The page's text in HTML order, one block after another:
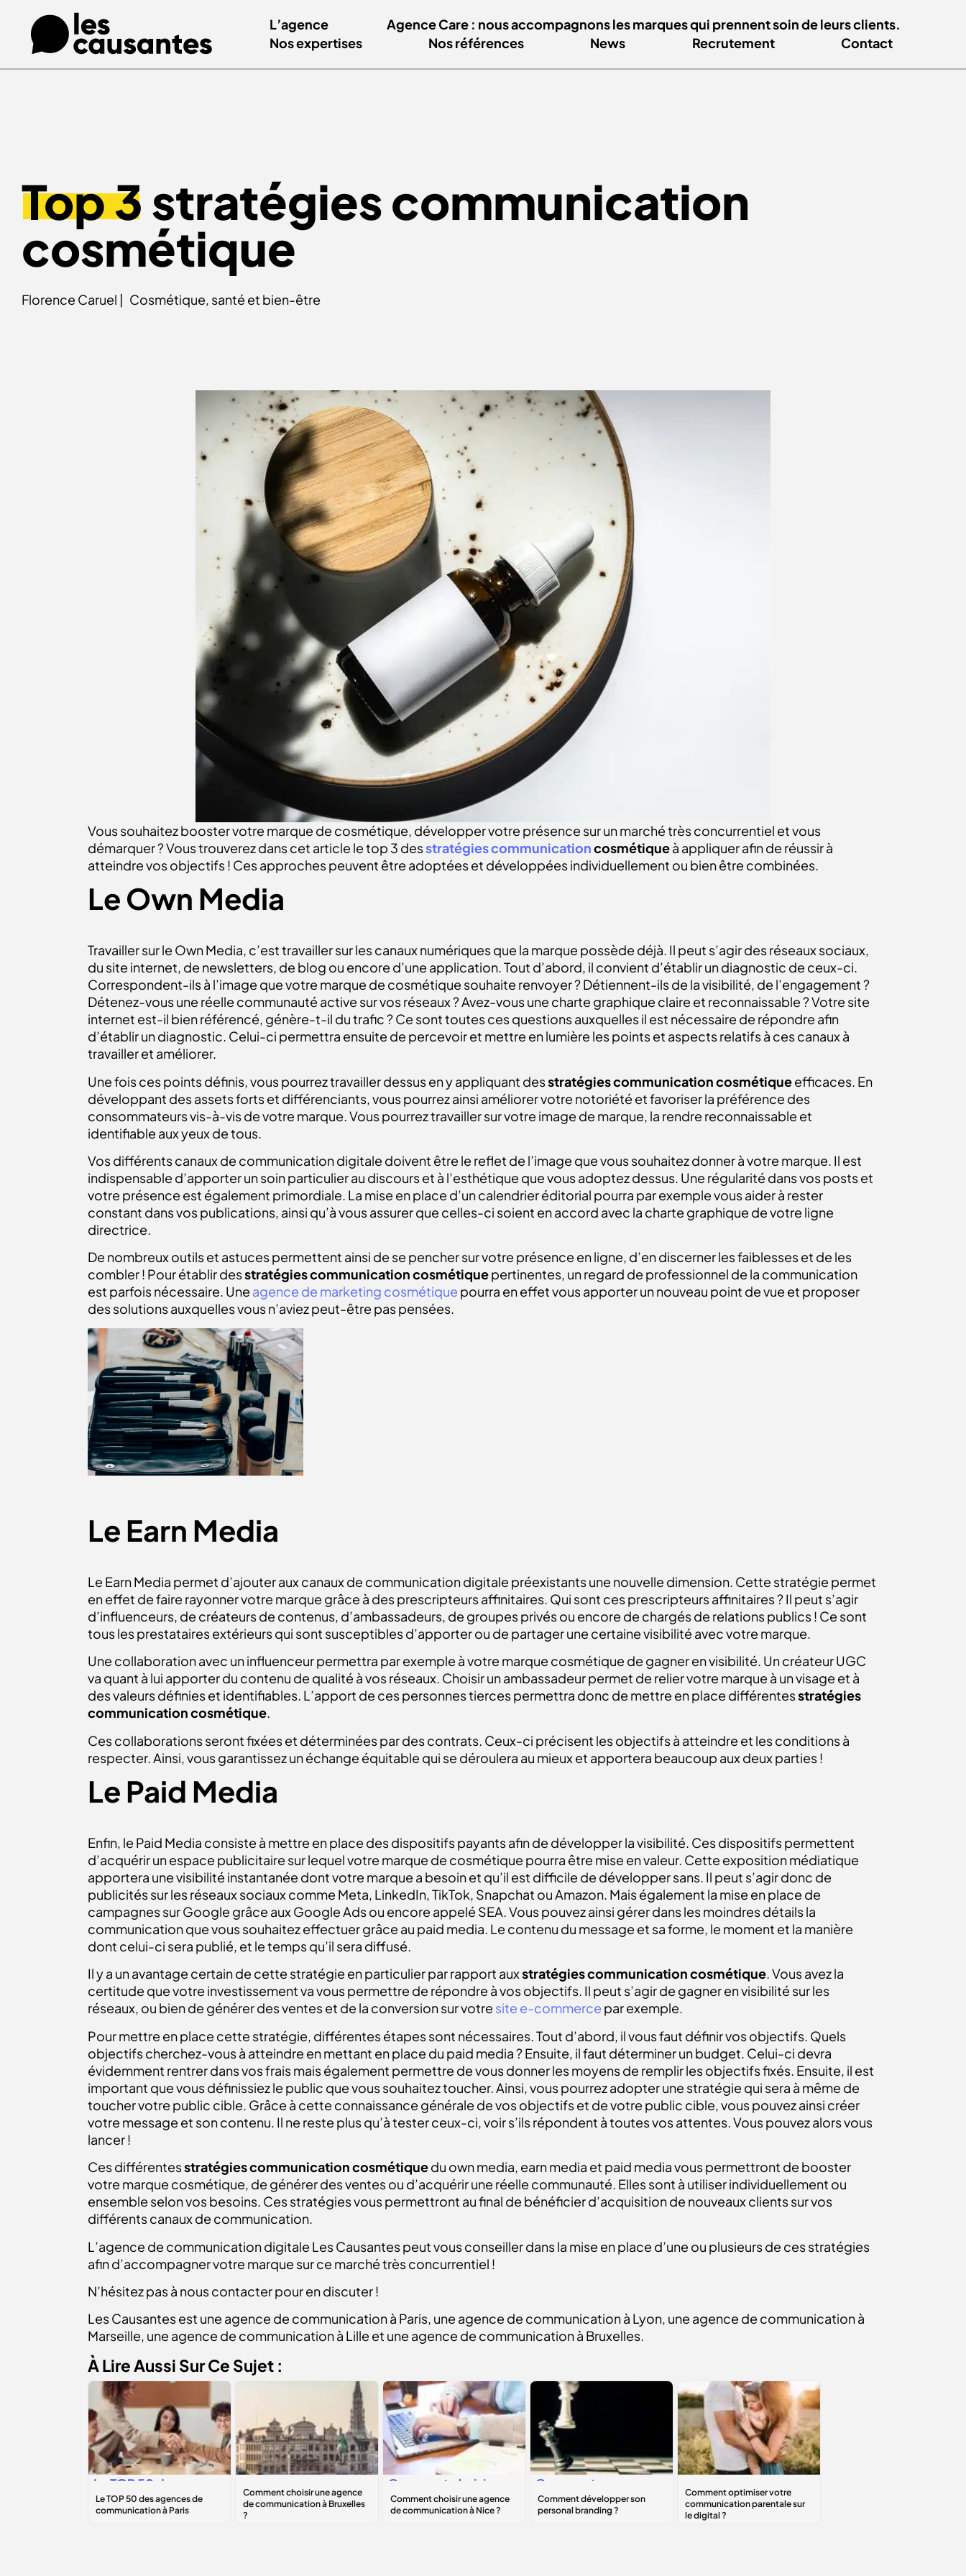
L’agence
Agence Care : nous accompagnons les marques qui prennent soin de leurs clients.
Nos expertises
Nos références News Recrutement Contact
Top 3stratégies communication
cosmétique
Florence Caruel | Cosmétique, santé et bien-être
Vous souhaitez booster votre marque de cosmétique, développer votre présence sur un marché très concurrentiel et vous
démarquer ? Vous trouverez dans cet article le top 3 desstratégies communicationcosmétiqueà appliquer afin de réussir à
atteindre vos objectifs ! Ces approches peuvent être adoptées et développées individuellement ou bien être combinées.
Le Own Media
Travailler sur le Own Media, c’est travailler sur les canaux numériques que la marque possède déjà. Il peut s’agir des réseaux sociaux,
du site internet, de newsletters, de blog ou encore d’une application.Tout d’abord, il convient d’établir un diagnostic de ceux-ci.
Correspondent-ils à l’image que votre marque de cosmétique souhaite renvoyer ? Détiennent-ils de la visibilité, de l’engagement ?
Détenez-vous une réelle communauté active sur vos réseaux ? Avez-vous une charte graphique claire et reconnaissable ? Votre site
internet est-il bien référencé, génère-t-il du trafic ?Ce sont toutes ces questions auxquelles il est nécessaire de répondre afin
d’établir un diagnostic. Celui-ci permettra ensuite de percevoir et mettre en lumière les points et aspects relatifs à ces canaux à
travailler et améliorer.
Une fois ces points définis, vous pourrez travailler dessus en y appliquant desstratégies communication cosmétiqueefficaces. En
développant des assets forts et différenciants, vous pourrez ainsi améliorer votre notoriété et favoriser la préférence des
consommateurs vis-à-vis de votre marque. Vous pourrez travailler sur votre image de marque, la rendre reconnaissable et
identifiable aux yeux de tous.
Vos différents canaux de communication digitale doivent être le reflet de l’image que vous souhaitez donner à votre marque. Il est
indispensable d’apporter un soin particulier au discours et à l’esthétique que vous adoptez dessus. Une régularité dans vos posts et
votre présence est également primordiale. La mise en place d’un calendrier éditorial pourra par exemple vous aider à rester
constant dans vos publications, ainsi qu’à vous assurer que celles-ci soient en accord avec la charte graphique de votre ligne
directrice.
De nombreux outils et astuces permettent ainsi de se pencher sur votre présence en ligne, d’en discerner les faiblesses et de les
combler ! Pour établir desstratégies communication cosmétiquepertinentes, un regard de professionnel de la communication
est parfois nécessaire. Une agence de marketing cosmétique pourra en effet vous apporter un nouveau point de vue et proposer
des solutions auxquelles vous n’aviez peut-être pas pensées.
Le Earn Media
Le Earn Media permet d’ajouter aux canaux de communication digitale préexistants une nouvelle dimension. Cette stratégie permet
en effet de faire rayonner votre marque grâce à des prescripteurs affinitaires. Qui sont ces prescripteurs affinitaires ? Il peut s’agir
d’influenceurs, de créateurs de contenus, d’ambassadeurs, de groupes privés ou encore de chargés de relations publics ! Ce sont
tous les prestataires extérieurs qui sont susceptibles d’apporter ou de partager une certaine visibilité avec votre marque.
Une collaboration avec un influenceur permettra par exemple à votre marque cosmétique de gagner en visibilité. Un créateur UGC
va quant à lui apporter du contenu de qualité à vos réseaux. Choisir un ambassadeur permet de relier votre marque à un visage et à
des valeurs définies et identifiables. L’apport de ces personnes tierces permettra donc de mettre en place différentesstratégies
communication cosmétique.
Ces collaborations seront fixées et déterminées par des contrats. Ceux-ci précisent les objectifs à atteindre et les conditions à
respecter. Ainsi, vous garantissez un échange équitable qui se déroulera au mieux et apportera beaucoup aux deux parties !
Le Paid Media
Enfin, le Paid Media consiste à mettre en place des dispositifs payants afin de développer la visibilité. Ces dispositifs permettent
d’acquérir un espace publicitaire sur lequel votre marque de cosmétique pourra être mise en valeur. Cette exposition médiatique
apportera une visibilité instantanée dont votre marque a besoin et qu’il est difficile de développer sans. Il peut s’agir donc de
publicités sur les réseaux sociaux comme Meta, LinkedIn, TikTok, Snapchat ou Amazon. Mais également la mise en place de
campagnes sur Google grâce aux Google Ads ou encore appelé SEA.Vous pouvez ainsi gérer dans les moindres détails la
communication que vous souhaitez effectuer grâce au paid media. Le contenu du message et sa forme, le moment et la manière
dont celui-ci sera publié, et le temps qu’il sera diffusé.
Il y a un avantage certain de cette stratégie en particulier par rapport auxstratégies communication cosmétique. Vous avez la
certitude que votre investissement va vous permettre de répondre à vos objectifs. Il peut s’agir de gagner en visibilité sur les
réseaux, ou bien de générer des ventes et de la conversion sur votre site e-commerce par exemple.
Pour mettre en place cette stratégie, différentes étapes sont nécessaires. Tout d’abord, il vous faut définir vos objectifs. Quels
objectifs cherchez-vous à atteindre en mettant en place du paid media ? Ensuite, il faut déterminer un budget. Celui-ci devra
évidemment rentrer dans vos frais mais également permettre de vous donner les moyens de remplir les objectifs fixés. Ensuite, il est
important que vous définissiez le public que vous souhaitez toucher. Ainsi, vous pourrez adopter une stratégie qui sera à même de
toucher votre public cible. Grâce à cette connaissance générale de vos objectifs et de votre public cible, vous pouvez ainsi créer
votre message et son contenu. Il ne reste plus qu’à tester ceux-ci, voir s’ils répondent à toutes vos attentes. Vous pouvez alors vous
lancer !
Ces différentesstratégies communication cosmétiquedu own media, earn media et paid media vous permettront de booster
votre marque cosmétique, de générer des ventes ou d’acquérir une réelle communauté. Elles sont à utiliser individuellement ou
ensemble selon vos besoins. Ces stratégies vous permettront au final de bénéficier d’acquisition de nouveaux clients sur vos
différents canaux de communication.
L’agence de communication digitale Les Causantes peut vous conseiller dans la mise en place d’une ou plusieurs de ces stratégies
afin d’accompagner votre marque sur ce marché très concurrentiel !
N’hésitez pas à nous contacter pour en discuter !
Les Causantes est une agence de communication à Paris, une agence de communication à Lyon, une agence de communication à
Marseille, une agence de communication à Lille et une agence de communication à Bruxelles.
À Lire Aussi Sur Ce Sujet :
Le TOP 50 des
agences de
communication à
une agence de
communication à
Comment choisir
une agence de
communication à
Comment
développer son
personal
optimiservotre
communication